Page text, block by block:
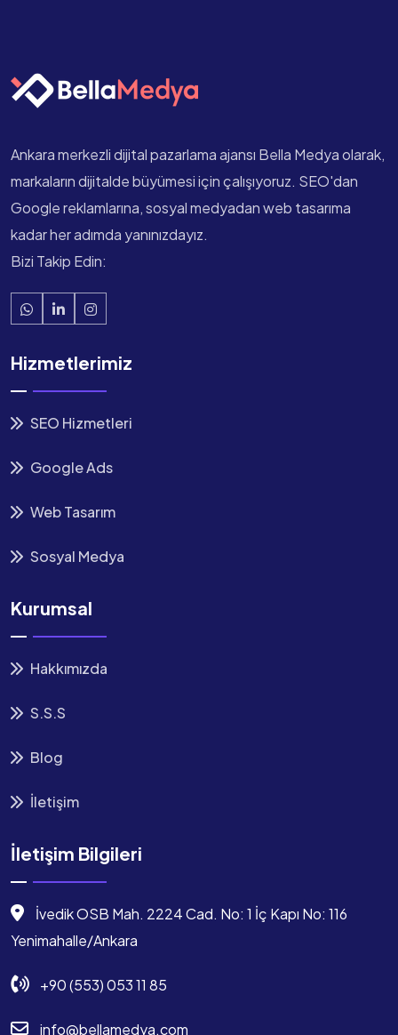
Ankara merkezli dijital pazarlama ajansı Bella Medya olarak,
markaların dijitalde büyümesi için çalışıyoruz. SEO'dan
Google reklamlarına, sosyal medyadan web tasarıma
kadar her adımda yanınızdayız.
Bizi Takip Edin:
Hizmetlerimiz
SEO Hizmetleri
Google Ads
Web Tasarım
Sosyal Medya
Kurumsal
Hakkımızda
S.S.S
Blog
İletişim
İletişim Bilgileri
İvedik OSB Mah. 2224 Cad. No: 1 İç Kapı No: 116
Yenimahalle/Ankara
+90 (553) 053 11 85
info@bellamedya.com